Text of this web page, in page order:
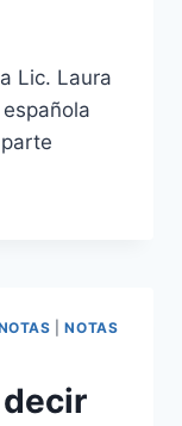
Lic. Laura
|NOTAS